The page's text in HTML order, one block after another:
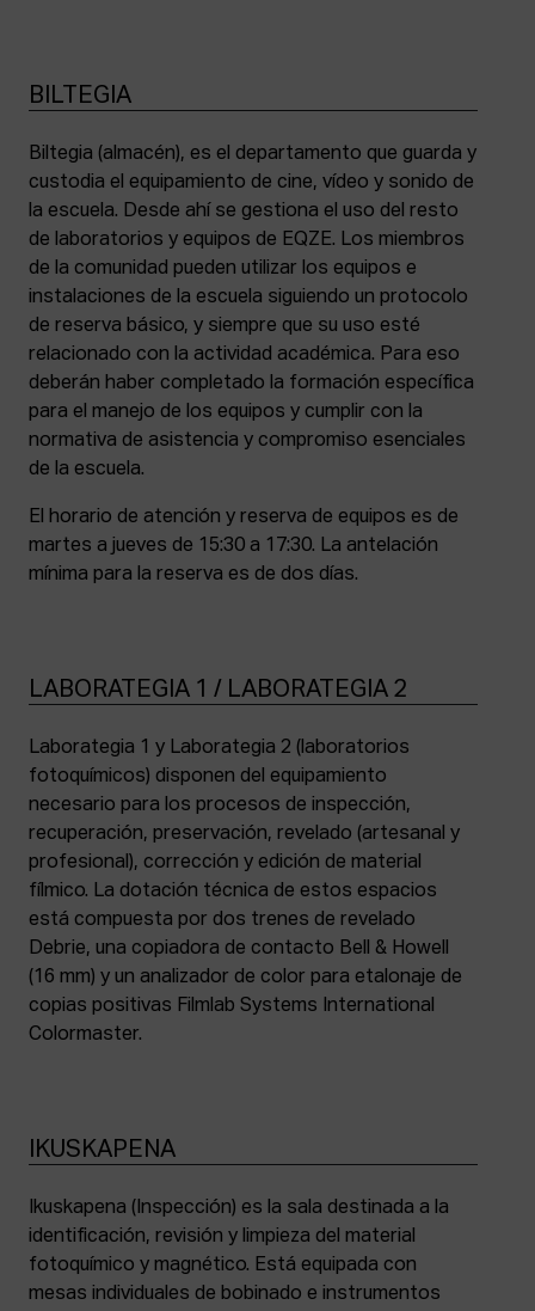
BILTEGIA
Biltegia (almacén), es el departamento que guarda y
custodia el equipamiento de cine, vídeo y sonido de
la escuela. Desde ahí se gestiona el uso del resto
de laboratorios y equipos de EQZE. Los miembros
de la comunidad pueden utilizar los equipos e
instalaciones de la escuela siguiendo un protocolo
de reserva básico, y siempre que su uso esté
relacionado con la actividad académica. Para eso
deberán haber completado la formación específica
para el manejo de los equipos y cumplir con la
normativa de asistencia y compromiso esenciales
de la escuela.
El horario de atención y reserva de equipos es de
martes a jueves de 15:30 a 17:30. La antelación
mínima para la reserva es de dos días.
LABORATEGIA 1 / LABORATEGIA 2
Laborategia 1 y Laborategia 2 (laboratorios
fotoquímicos) disponen del equipamiento
necesario para los procesos de inspección,
recuperación, preservación, revelado (artesanal y
profesional), corrección y edición de material
fílmico. La dotación técnica de estos espacios
está compuesta por dos trenes de revelado
Debrie, una copiadora de contacto Bell & Howell
(16 mm) y un analizador de color para etalonaje de
copias positivas Filmlab Systems International
Colormaster.
IKUSKAPENA
Ikuskapena (Inspección) es la sala destinada a la
identificación, revisión y limpieza del material
fotoquímico y magnético. Está equipada con
mesas individuales de bobinado e instrumentos